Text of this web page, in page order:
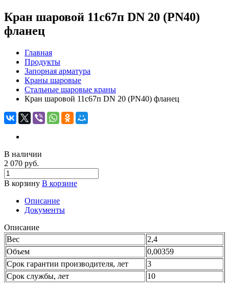
Кран шаровой 11с67п DN 20 (PN40)
фланец
Главная
Продукты
Запорная арматура
Краны шаровые
Стальные шаровые краны
Кран шаровой 11с67п DN 20 (PN40) фланец
В наличии
2 070 руб.
В корзину В корзине
Описание
Документы
Описание
Вес
2,4
Объем
0,00359
Срок гарантии производителя, лет
3
Срок службы, лет
10